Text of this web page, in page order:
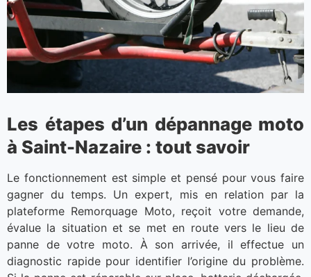
Les étapes d’un dépannage moto
à Saint-Nazaire : tout savoir
Le fonctionnement est simple et pensé pour vous faire
gagner du temps. Un expert, mis en relation par la
plateforme Remorquage Moto, reçoit votre demande,
évalue la situation et se met en route vers le lieu de
panne de votre moto. À son arrivée, il effectue un
diagnostic rapide pour identifier l’origine du problème.